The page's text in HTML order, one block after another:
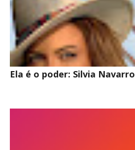
Ela é o poder: Silvia